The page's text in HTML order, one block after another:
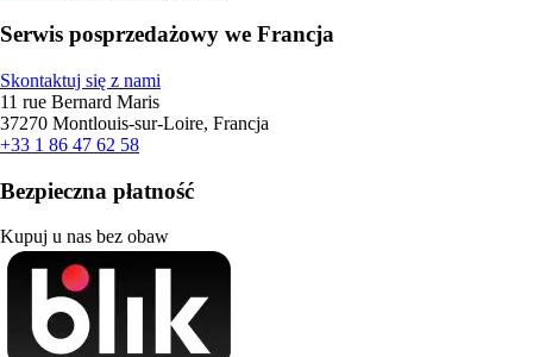
Serwis posprzedażowy we Francja
Skontaktuj się z nami
11 rue Bernard Maris
37270 Montlouis-sur-Loire, Francja
+33 1 86 47 62 58
Bezpieczna płatność
Kupuj u nas bez obaw